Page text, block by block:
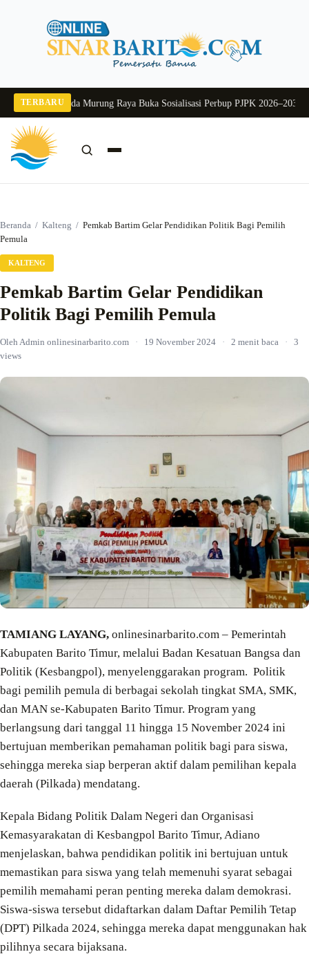
TERBARU
2026Pj Sekda Murung Raya Buka Sosialisasi Perbup PJPK 2026–2030
Beranda / Kalteng / Pemkab Bartim Gelar Pendidikan Politik Bagi Pemilih
Pemula
KALTENG
Pemkab Bartim Gelar Pendidikan
Politik Bagi Pemilih Pemula
Oleh Admin onlinesinarbarito.com · 19 November 2024 · 2 menit baca ·
3
views
TAMIANG LAYANG, onlinesinarbarito.com – Pemerintah
Kabupaten Barito Timur, melalui Badan Kesatuan Bangsa dan
Politik (Kesbangpol), menyelenggarakan program. Politik
bagi pemilih pemula di berbagai sekolah tingkat SMA, SMK,
dan MAN se-Kabupaten Barito Timur. Program yang
berlangsung dari tanggal 11 hingga 15 November 2024 ini
bertujuan memberikan pemahaman politik bagi para siswa,
sehingga mereka siap berperan aktif dalam pemilihan kepala
daerah (Pilkada) mendatang.
Kepala Bidang Politik Dalam Negeri dan Organisasi
Kemasyarakatan di Kesbangpol Barito Timur, Adiano
menjelaskan, bahwa pendidikan politik ini bertujuan untuk
memastikan para siswa yang telah memenuhi syarat sebagai
pemilih memahami peran penting mereka dalam demokrasi.
Siswa-siswa tersebut didaftarkan dalam Daftar Pemilih Tetap
(DPT) Pilkada 2024, sehingga mereka dapat menggunakan hak
pilihnya secara bijaksana.